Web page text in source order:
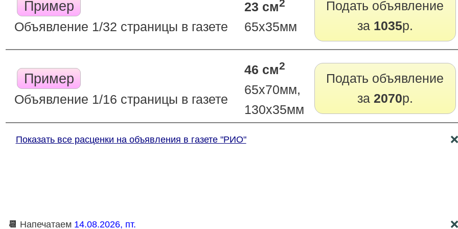
Пример
Объявление 1/32 страницы в газете
23 см2
65х35мм
Подать объявление
за 1035р.
Пример
Объявление 1/16 страницы в газете
46 см2
65х70мм,
130х35мм
Подать объявление
за 2070р.
Показать все расценки на объявления в газете "РИО"
📆 Напечатаем 14.08.2026, пт.